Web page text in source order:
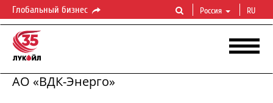
Глобальный бизнес Россия RU
АО «ВДК-Энерго»